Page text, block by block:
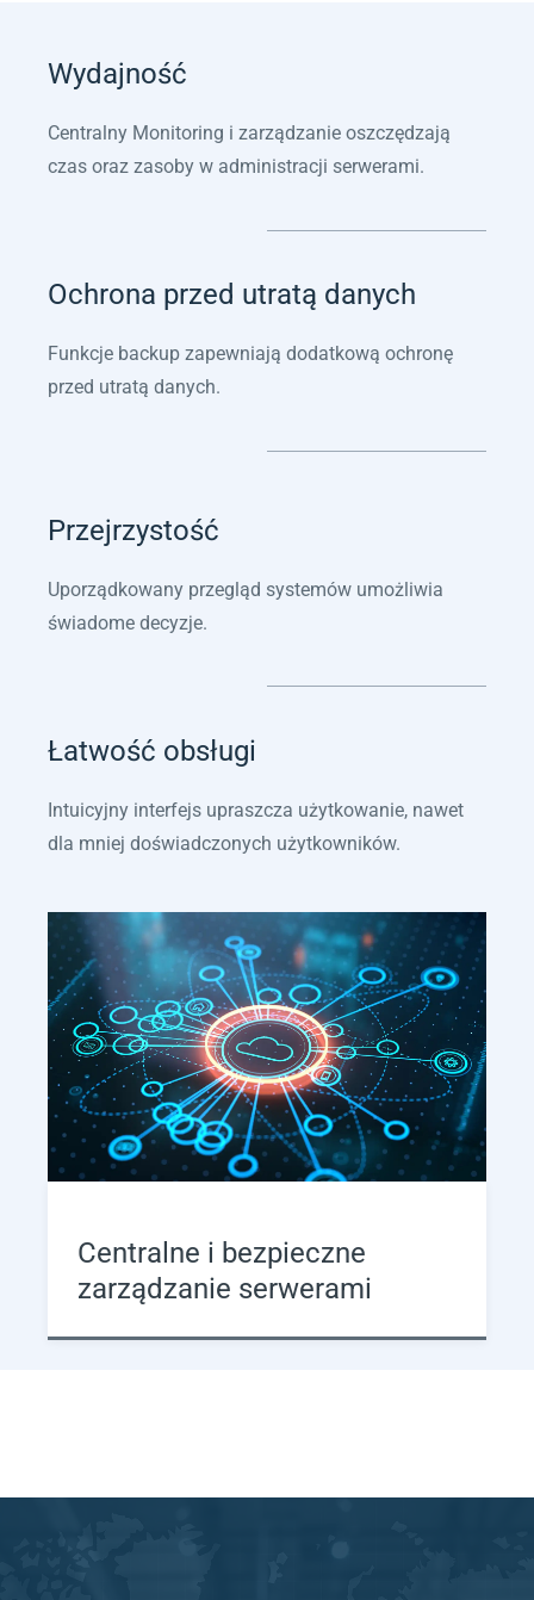
Wydajność
Centralny Monitoring i zarządzanie oszczędzają
czas oraz zasoby w administracji serwerami.
Ochrona przed utratą danych
Funkcje backup zapewniają dodatkową ochronę
przed utratą danych.
Przejrzystość
Uporządkowany przegląd systemów umożliwia
świadome decyzje.
Łatwość obsługi
Intuicyjny interfejs upraszcza użytkowanie, nawet
dla mniej doświadczonych użytkowników.
Centralne i bezpieczne
zarządzanie serwerami